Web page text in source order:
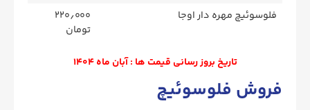
فلوسوئیچ مهره دار اوجا
۲۲۰٫۰۰۰
تومان
تاریخ بروز رسانی قیمت ها : آبان ماه 1404
فروش فلوسوئيچ